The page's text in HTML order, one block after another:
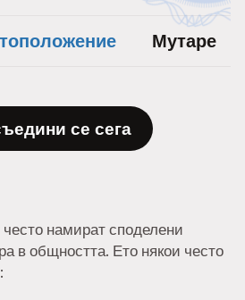
Мутаре
се сега
намират споделени
в общността. Ето някои често